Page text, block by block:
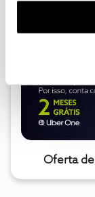
(cookies de
utilização dos
Oferta